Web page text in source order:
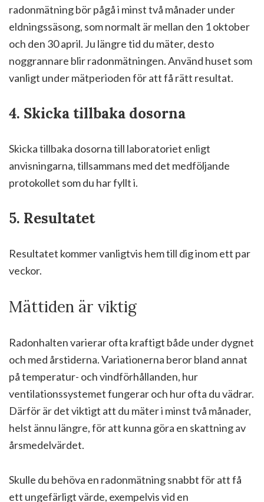
radonmätning bör pågå i minst två månader under
eldningssäsong, som normalt är mellan den 1 oktober
och den 30 april. Ju längre tid du mäter, desto
noggrannare blir radonmätningen. Använd huset som
vanligt under mätperioden för att få rätt resultat.
4. Skicka tillbaka dosorna
Skicka tillbaka dosorna till laboratoriet enligt
anvisningarna, tillsammans med det medföljande
protokollet som du har fyllt i.
5. Resultatet
Resultatet kommer vanligtvis hem till dig inom ett par
veckor.
Mättiden är viktig
Radonhalten varierar ofta kraftigt både under dygnet
och med årstiderna. Variationerna beror bland annat
på temperatur- och vindförhållanden, hur
ventilationssystemet fungerar och hur ofta du vädrar.
Därför är det viktigt att du mäter i minst två månader,
helst ännu längre, för att kunna göra en skattning av
årsmedelvärdet.
Skulle du behöva en radonmätning snabbt för att få
ett ungefärligt värde, exempelvis vid en